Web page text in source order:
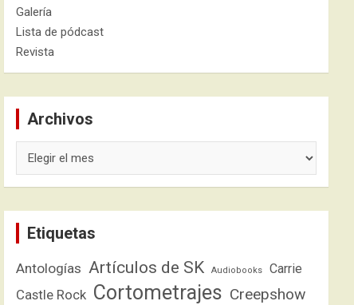
Galería
Lista de pódcast
Revista
Archivos
Etiquetas
Antologías Artículos de SK Audiobooks Carrie
Castle Rock Cortometrajes Creepshow